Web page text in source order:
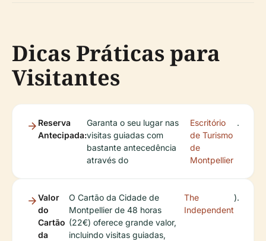
Dicas Práticas para
Visitantes
Reserva
Antecipada:
Garanta o seu lugar nas
visitas guiadas com
bastante antecedência
através do
Escritório
de Turismo
de
Montpellier
.
Valor
do
Cartão
da
O Cartão da Cidade de
Montpellier de 48 horas
(22€) oferece grande valor,
incluindo visitas guiadas,
The
Independent
).